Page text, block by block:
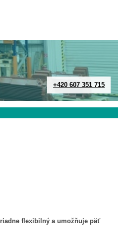
+420 607 351 715
flexibilný a umožňuje päť